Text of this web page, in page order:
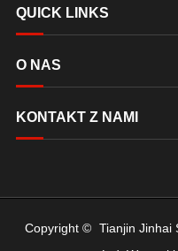
QUICK LINKS
O NAS
KONTAKT Z NAMI
Copyright © Tianjin Jinhai